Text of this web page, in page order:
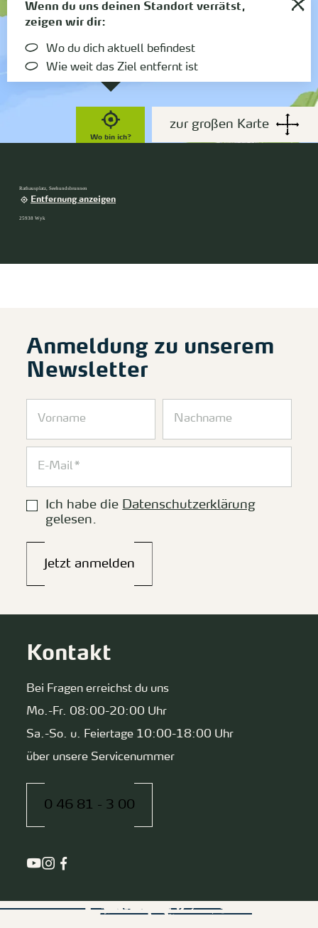
Wo bin ich?
Wenn du uns deinen Standort verrätst,
zeigen wir dir:
Wo du dich aktuell befindest
Wie weit das Ziel entfernt ist
zur großen Karte
Rathausplatz, Seehundsbrunnen
Entfernung anzeigen
25938 Wyk
Anmeldung zu unserem
Newsletter
Ich habe die Datenschutzerklärung
gelesen.
Jetzt anmelden
Kontakt
Bei Fragen erreichst du uns
Mo.-Fr. 08:00-20:00 Uhr
Sa.-So. u. Feiertage 10:00-18:00 Uhr
über unsere Servicenummer
0 46 81 - 3 00